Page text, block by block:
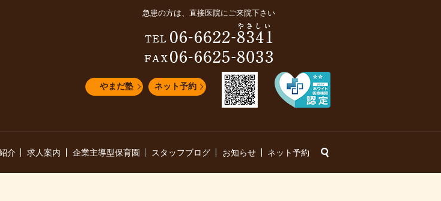
急患の方は、直接医院にご来院下さい
やまだ塾 ネット予約
介 求人案内 企業主導型保育園 スタッフブログ お知らせ ネット予約